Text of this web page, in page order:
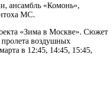
ансамбль «Комонь»,
МС.
«Зима в Москве». Сюжет
пролета воздушных
в 12:45, 14:45, 15:45,